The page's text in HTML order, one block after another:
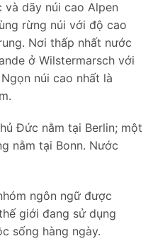
và dãy núi cao Alpen
rừng núi với độ cao
Nơi thấp nhất nước
ở Wilstermarsch với
núi cao nhất là
Đức nằm tại Berlin; một
nằm tại Bonn. Nước
ngôn ngữ được
giới đang sử dụng
sống hàng ngày.